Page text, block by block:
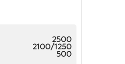
2500
2100/1250
500